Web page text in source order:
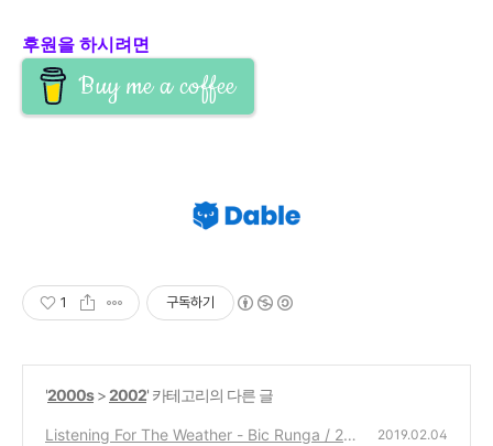
후원을 하시려면
Buy me a coffee
1 구독하기
'2000s>2002' 카테고리의 다른 글
Listening For The Weather - Bic Runga / 20
2019.02.04